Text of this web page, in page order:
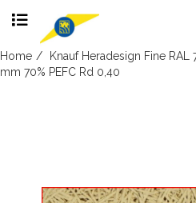
Skip
to
Home
Knauf Heradesign Fine
mm 70% PEFC Rd 0,40